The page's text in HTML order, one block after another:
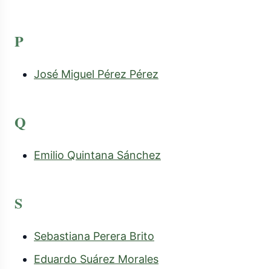
P
José Miguel Pérez Pérez
Q
Emilio Quintana Sánchez
S
Sebastiana Perera Brito
Eduardo Suárez Morales